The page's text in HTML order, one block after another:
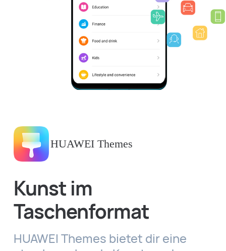
HUAWEI Themes
Kunst im
Taschenformat
HUAWEI Themes bietet dir eine